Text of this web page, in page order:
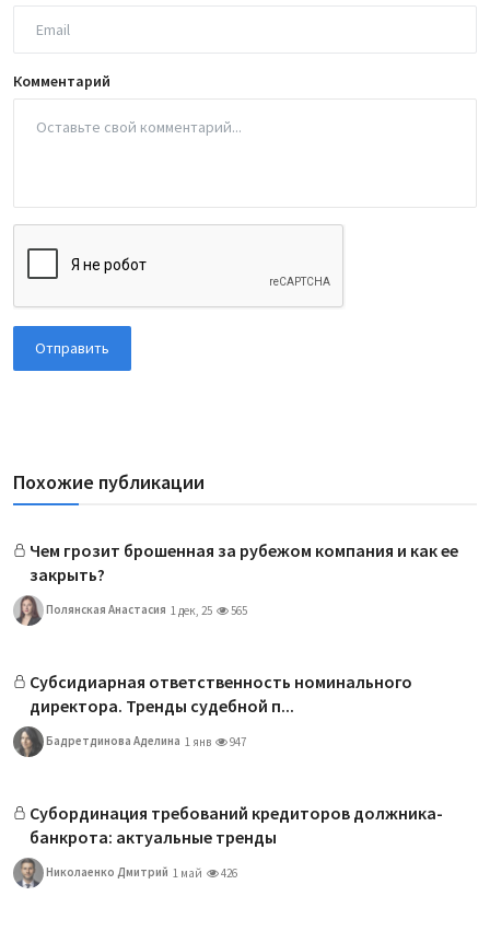
Комментарий
Отправить
Похожие публикации
Чем грозит брошенная за рубежом компания и как ее
закрыть?
Полянская Анастасия 1 дек, 25 565
Субсидиарная ответственность номинального
директора. Тренды судебной п...
Бадретдинова Аделина 1 янв 947
Субординация требований кредиторов должника-
банкрота: актуальные тренды
Николаенко Дмитрий 1 май 426